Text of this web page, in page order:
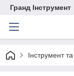
Гранд Інструмент
Інструмент